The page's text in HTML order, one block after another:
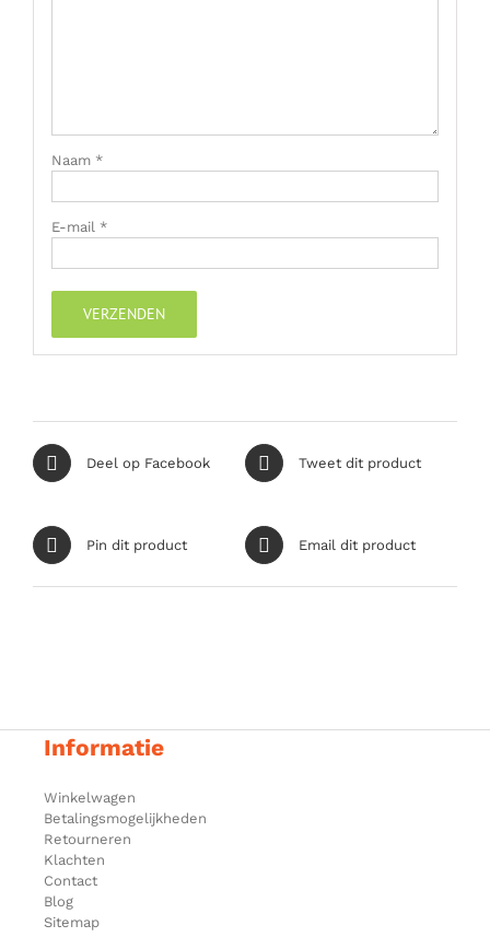
Naam *
E-mail *
Deel op Facebook Tweet dit product
Pin dit product Email dit product
Informatie
Winkelwagen
Betalingsmogelijkheden
Retourneren
Klachten
Contact
Blog
Sitemap